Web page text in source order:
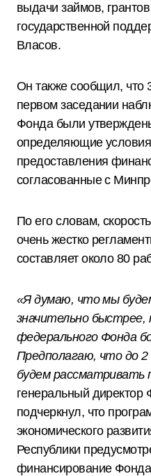
выдачи займов,
государственной
Власов.
Он также сообщил, что
первом заседании
Фонда были
определяющие
предоставления
согласованные с
По его словам,
очень жестко
составляет около 80
«Я думаю, что мы
значительно
федерального Фонда
Предполагаю, что до 2
будем рассматривать
генеральный
подчеркнул, что
экономического
Республики
финансирование Фонда